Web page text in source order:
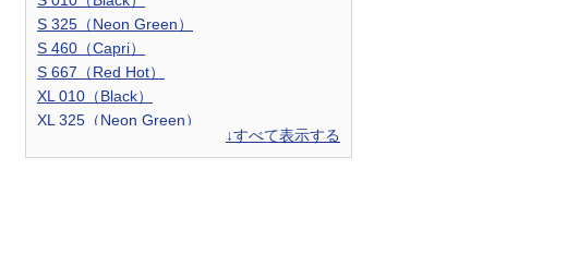
S 325（Neon Green）
S 460（Capri）
S 667（Red Hot）
XL 010（Black）
XL 325（Neon Green）
↓すべて表示する